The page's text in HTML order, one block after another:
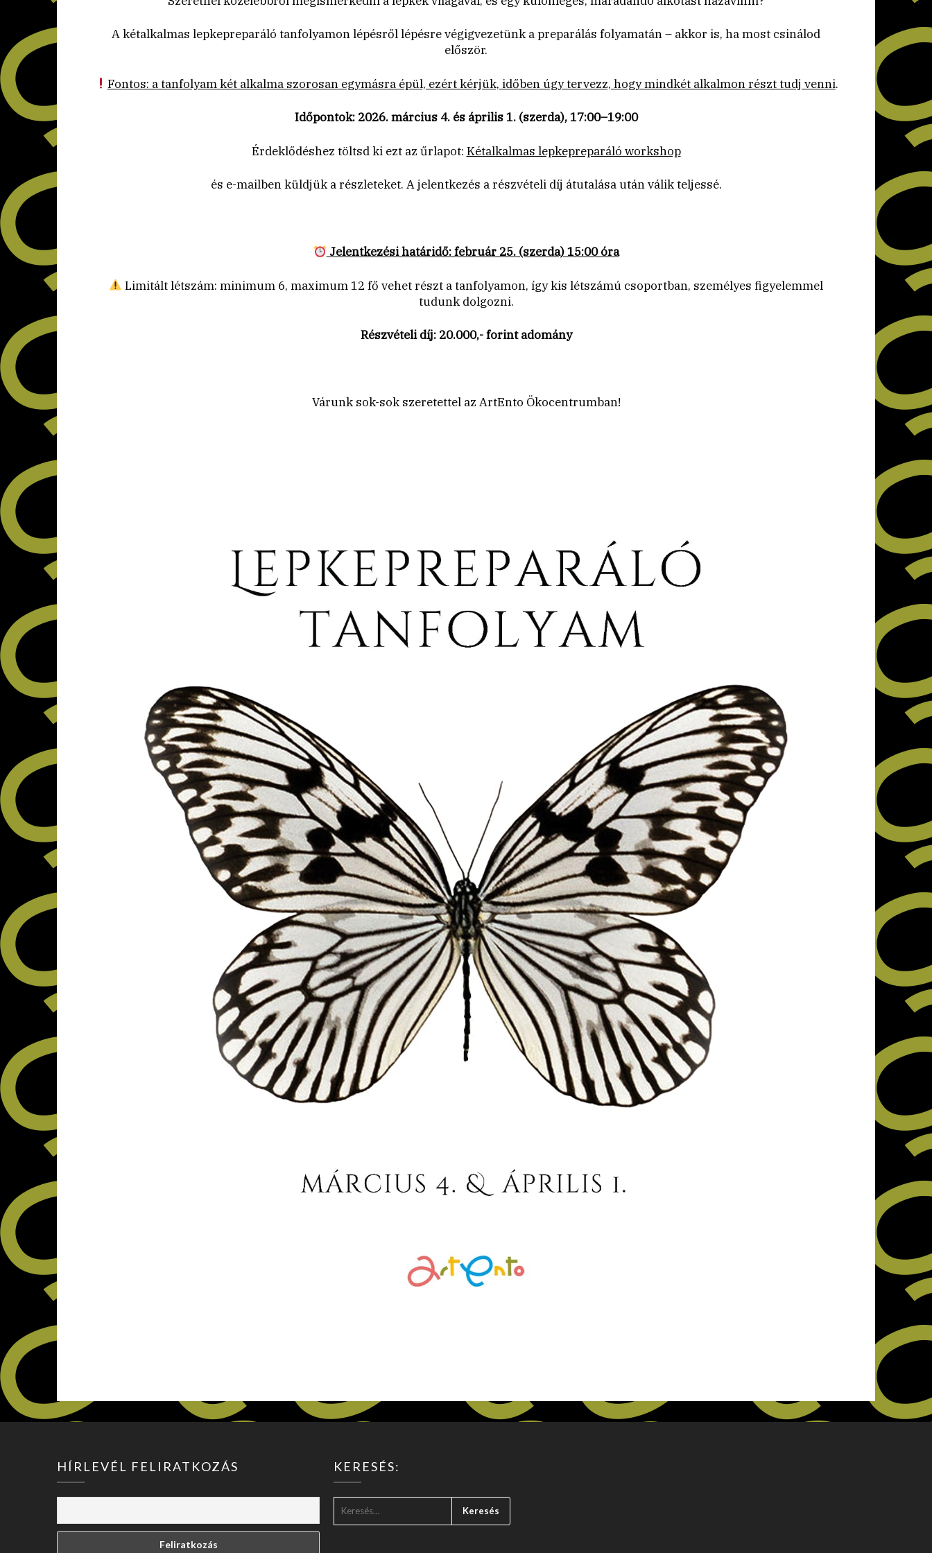
A kétalkalmas lepkepreparáló tanfolyamon lépésről lépésre végigvezetünk a preparálás folyamatán – akkor is, ha most csinálod
először.
Fontos: a tanfolyam két alkalma szorosan egymásra épül, ezért kérjük, időben úgy tervezz, hogy mindkét alkalmon részt tudj venni.
Időpontok: 2026. március 4. és április 1. (szerda), 17:00–19:00
Érdeklődéshez töltsd ki ezt az űrlapot: Kétalkalmas lepkepreparáló workshop
és e-mailben küldjük a részleteket. A jelentkezés a részvételi díj átutalása után válik teljessé.
Jelentkezési határidő: február 25. (szerda) 15:00 óra
Limitált létszám: minimum 6, maximum 12 fő vehet részt a tanfolyamon, így kis létszámú csoportban, személyes figyelemmel
tudunk dolgozni.
Részvételi díj: 20.000,- forint adomány
Várunk sok-sok szeretettel az ArtEnto Ökocentrumban!
HÍRLEVÉL FELIRATKOZÁS KERESÉS: